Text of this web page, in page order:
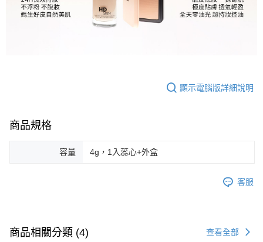
顯示電腦版詳細說明
商品規格
容量 4g，1入蕊心+外盒
客服
商品相關分類 (4) 查看全部